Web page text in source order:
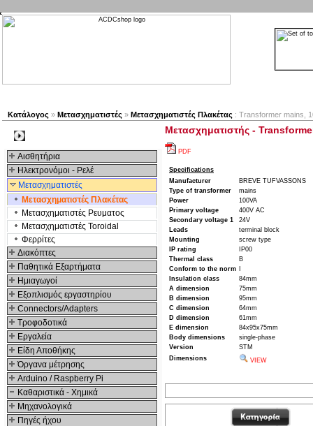
Κατάλογος » Μετασχηματιστές » Μετασχηματιστές Πλακέτας : Transformer mains,
Αισθητήρια
Ηλεκτρονόμοι - Ρελέ
Μετασχηματιστές
Μετασχηματιστές Πλακέτας
Μετασχηματιστές Ρευματος
Μετασχηματιστές Toroidal
Φερρίτες
Διακόπτες
Παθητικά Εξαρτήματα
Hμιαγωγοί
Εξοπλισμός εργαστηρίου
Connectors/Adapters
Τροφοδοτικά
Εργαλεία
Είδη Αποθήκης
Όργανα μέτρησης
Arduino / Raspberry Pi
Καθαριστικά - Χημικά
Μηχανολογικά
Πηγές ήχου
Μετασχηματιστής -
PDF
Specifications
Manufacturer
BREVE TUFVASSONS
Type of transformer
mains
Power
100VA
Primary voltage
400V AC
Secondary voltage 1
24V
Leads
terminal block
Mounting
screw type
IP rating
IP00
Thermal class
B
Conform to the norm
Insulation class
84mm
A dimension
75mm
B dimension
95mm
C dimension
64mm
D dimension
61mm
E dimension
84x95x75mm
Body dimensions
single-phase
Version
STM
Dimensions
VIEW